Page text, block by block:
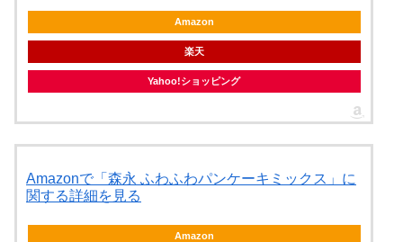
Amazon
楽天
Yahoo!ショッピング
Amazonで「森永 ふわふわパンケーキミックス」に
関する詳細を見る
Amazon